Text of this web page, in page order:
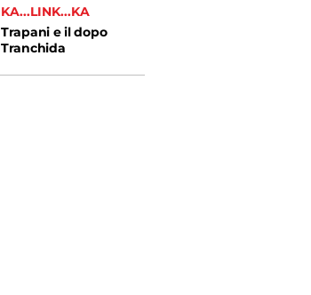
KA...LINK...KA
Trapani e il dopo
Tranchida